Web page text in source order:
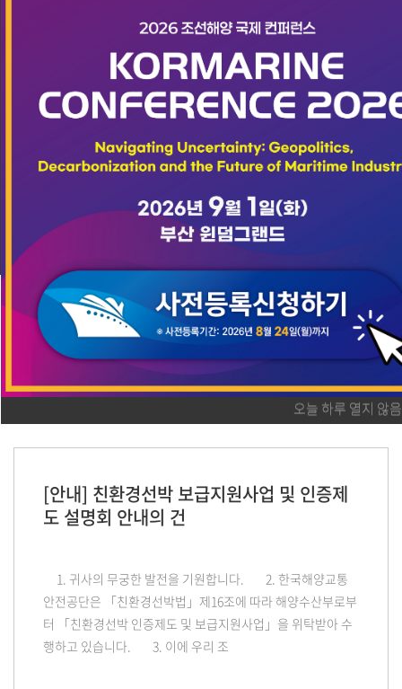
행사보기 보도자료 사업공고
[KOMEA] 조선분야 외국인 용접공 도입(E-
7) 및 E-7-4 전환제도 관련 조선기자재기업
확인서 발급 안내
조선분야 외국인 용접공 도입(E-7) 및 E-7-4 전환제도와 관
련하여 당 조합은 법무부로부터 조선기자재기업 확인서 발급
전담기관으로 지정됨에 따라 외국인 용접공 도입을 희망하는
기업을 대상으로 아래와 같이 조선기자재 기업 확인서 발급 안
내드립니다. - 아 래 - 1.
2023-01-26
[안내] 친환경선박 보급지원사업 및 인증제
도 설명회 안내의 건
1. 귀사의 무궁한 발전을 기원합니다. 2. 한국해양교통
안전공단은 「친환경선박법」제16조에 따라 해양수산부로부
터 「친환경선박 인증제도 및 보급지원사업」을 위탁받아 수
행하고 있습니다. 3. 이에 우리 조
오늘 하루 열지 않